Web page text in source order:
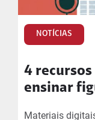
NOTÍCIAS
4
ensinar
Materiais